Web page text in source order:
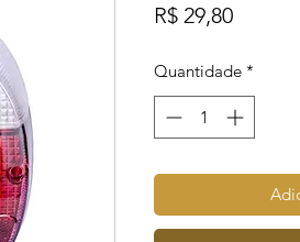
R$ 29,80Preço
Quantidade *